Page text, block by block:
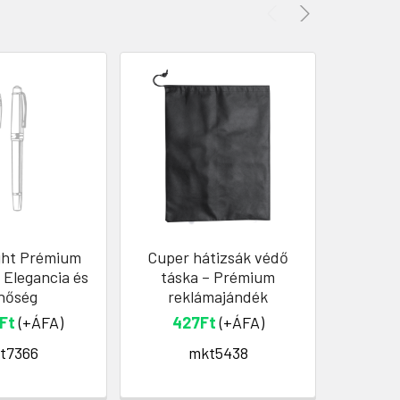
Prémium
és
(+ÁFA)
Cuper hátizsák védő
táska – Prémium
reklámajándék
427Ft(+ÁFA)
mkt5438